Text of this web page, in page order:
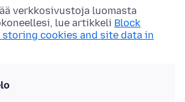
verkkosivustoja luomasta
lue artikkeli Block
cookies and site data in